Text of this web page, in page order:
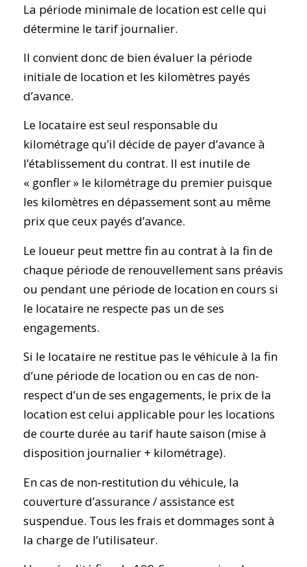
La période minimale de location est celle qui
détermine le tarif journalier.
Il convient donc de bien évaluer la période
initiale de location et les kilomètres payés
d’avance.
Le locataire est seul responsable du
kilométrage qu’il décide de payer d’avance à
l’établissement du contrat. Il est inutile de
« gonfler » le kilométrage du premier puisque
les kilomètres en dépassement sont au même
prix que ceux payés d’avance.
Le loueur peut mettre fin au contrat à la fin de
chaque période de renouvellement sans préavis
ou pendant une période de location en cours si
le locataire ne respecte pas un de ses
engagements.
Si le locataire ne restitue pas le véhicule à la fin
d’une période de location ou en cas de non-
respect d’un de ses engagements, le prix de la
location est celui applicable pour les locations
de courte durée au tarif haute saison (mise à
disposition journalier + kilométrage).
En cas de non-restitution du véhicule, la
couverture d’assurance / assistance est
suspendue. Tous les frais et dommages sont à
la charge de l’utilisateur.